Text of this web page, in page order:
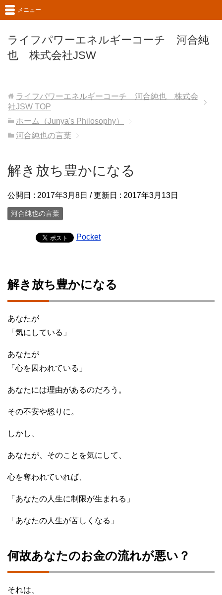
ライフパワーエネルギーコーチ 河合純
也 株式会社JSW
メニュー
ライフパワーエネルギーコーチ 河合純也 株式会
社JSW TOP
ホーム（Junya's Philosophy）
河合純也の言葉
解き放ち豊かになる
公開日 : 2017年3月8日 / 更新日 : 2017年3月13日
河合純也の言葉
Pocket
解き放ち豊かになる
あなたが
「気にしている」
あなたが
「心を囚われている」
あなたには理由があるのだろう。
その不安や怒りに。
しかし、
あなたが、そのことを気にして、
心を奪われていれば、
「あなたの人生に制限が生まれる」
「あなたの人生が苦しくなる」
何故あなたのお金の流れが悪い？
それは、